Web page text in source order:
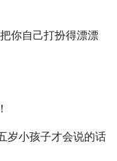
你自己打扮得漂漂
岁小孩子才会说的话